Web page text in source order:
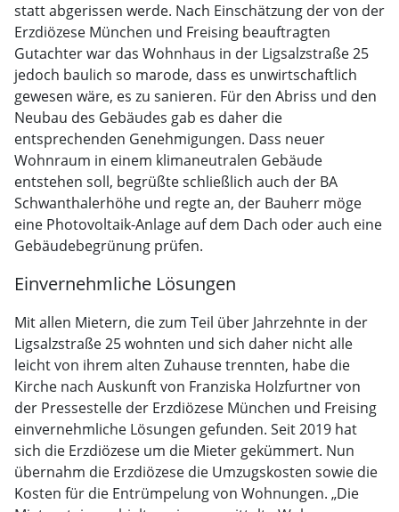
statt abgerissen werde. Nach Einschätzung der von der
Erzdiözese München und Freising beauftragten
Gutachter war das Wohnhaus in der Ligsalzstraße 25
jedoch baulich so marode, dass es unwirtschaftlich
gewesen wäre, es zu sanieren. Für den Abriss und den
Neubau des Gebäudes gab es daher die
entsprechenden Genehmigungen. Dass neuer
Wohnraum in einem klimaneutralen Gebäude
entstehen soll, begrüßte schließlich auch der BA
Schwanthalerhöhe und regte an, der Bauherr möge
eine Photovoltaik-Anlage auf dem Dach oder auch eine
Gebäudebegrünung prüfen.
Einvernehmliche Lösungen
Mit allen Mietern, die zum Teil über Jahrzehnte in der
Ligsalzstraße 25 wohnten und sich daher nicht alle
leicht von ihrem alten Zuhause trennten, habe die
Kirche nach Auskunft von Franziska Holzfurtner von
der Pressestelle der Erzdiözese München und Freising
einvernehmliche Lösungen gefunden. Seit 2019 hat
sich die Erzdiözese um die Mieter gekümmert. Nun
übernahm die Erzdiözese die Umzugskosten sowie die
Kosten für die Entrümpelung von Wohnungen. „Die